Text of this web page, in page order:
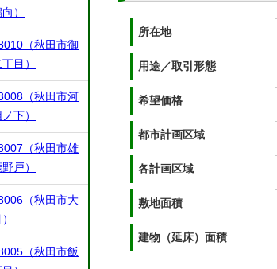
所在地
用途／取引形態
希望価格
都市計画区域
各計画区域
敷地面積
建物（延床）面積
）
（秋田市御
目）
（秋田市河
下）
（秋田市雄
戸）
（秋田市大
（秋田市飯